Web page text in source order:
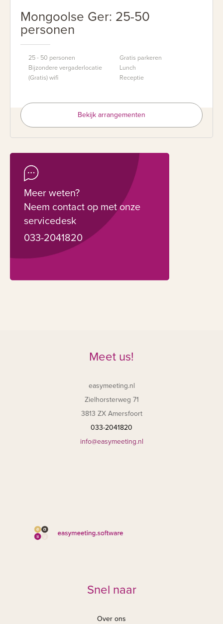
Mongoolse Ger: 25-50
personen
25 - 50 personen
Bijzondere vergaderlocatie
(Gratis) wifi
Gratis parkeren
Lunch
Receptie
Bekijk arrangementen
Meer weten?
Neem contact op met onze
servicedesk
033-2041820
Meet us!
easymeeting.nl
Zielhorsterweg 71
3813 ZX Amersfoort
033-2041820
info@easymeeting.nl
Snel naar
Over ons